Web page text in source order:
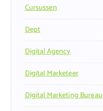
Cursussen
Dept
Digital Agency
Digital Marketeer
Digital Marketing Bureau